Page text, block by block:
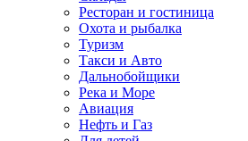
Ресторан и гостиница
Охота и рыбалка
Туризм
Такси и Авто
Дальнобойщики
Река и Море
Авиация
Нефть и Газ